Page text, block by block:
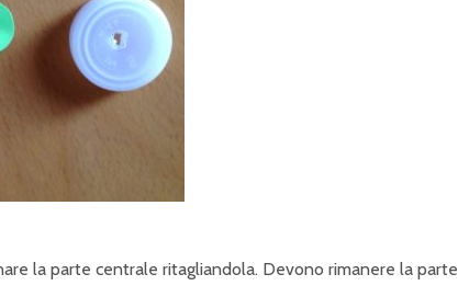
la parte centrale ritagliandola. Devono rimanere la parte